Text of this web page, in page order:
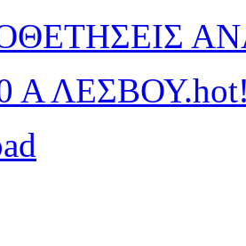
Α ΛΕΣΒΟΥ.